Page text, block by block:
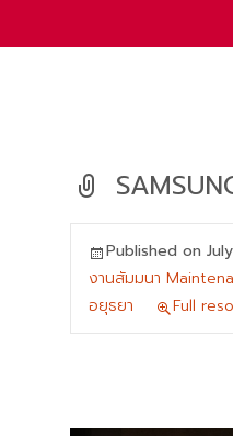
Published on
งานสัมมนา
อยุธยา
Full